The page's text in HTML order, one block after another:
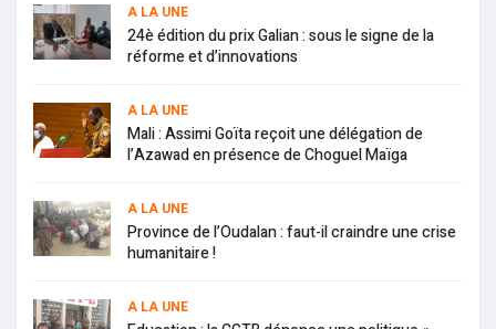
A LA UNE
24è édition du prix Galian : sous le signe de la
réforme et d’innovations
A LA UNE
Mali : Assimi Goïta reçoit une délégation de
l’Azawad en présence de Choguel Maïga
A LA UNE
Province de l’Oudalan : faut-il craindre une crise
humanitaire !
A LA UNE